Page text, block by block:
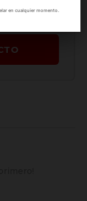
en cualquier momento.